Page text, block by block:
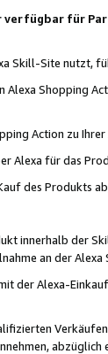
verfügbar für
Skill-Site nutzt,
Shopping
Action zu
Alexa für das
des Produkts
innerhalb der
an der
der Alexa-
Verkäufen
abzüglich